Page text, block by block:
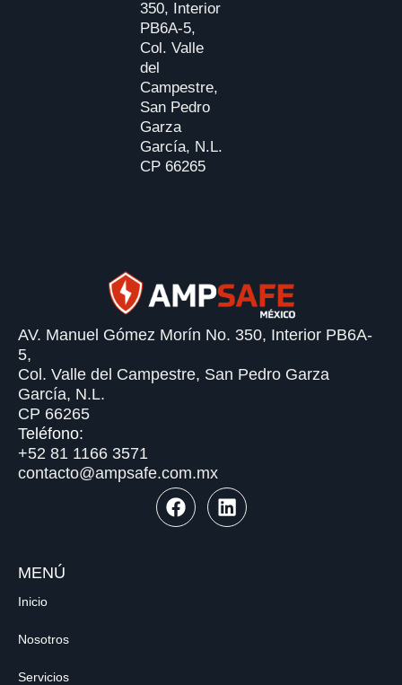
350, Interior
PB6A-5,
Col. Valle
del
Campestre,
San Pedro
Garza
García, N.L.
CP 66265
AV. Manuel Gómez Morín No. 350, Interior PB6A-
5,
Col. Valle del Campestre, San Pedro Garza
García, N.L.
CP 66265
Teléfono:
+52 81 1166 3571
contacto@ampsafe.com.mx
MENÚ
Inicio
Nosotros
Servicios